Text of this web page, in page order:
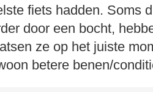
fiets hadden. Soms
door een bocht,
ze op het juiste
betere benen/